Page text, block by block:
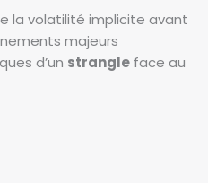
la volatilité implicite avant
majeurs
d’un strangle face au